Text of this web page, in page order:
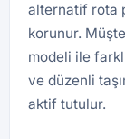
alternatif rota
korunur.
modeli ile
ve düzenli
aktif tutulur.